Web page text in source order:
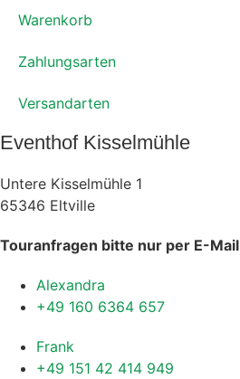
Warenkorb
Zahlungsarten
Versandarten
Eventhof Kisselmühle
Untere Kisselmühle 1
65346 Eltville
Touranfragen bitte nur per E-Mail
Alexandra
+49 160 6364 657
Frank
+49 151 42 414 949